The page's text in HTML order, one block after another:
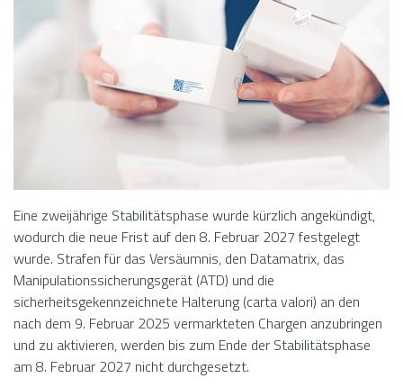
Eine zweijährige Stabilitätsphase wurde kürzlich angekündigt,
wodurch die neue Frist auf den 8. Februar 2027 festgelegt
wurde. Strafen für das Versäumnis, den Datamatrix, das
Manipulationssicherungsgerät (ATD) und die
sicherheitsgekennzeichnete Halterung (carta valori) an den
nach dem 9. Februar 2025 vermarkteten Chargen anzubringen
und zu aktivieren, werden bis zum Ende der Stabilitätsphase
am 8. Februar 2027 nicht durchgesetzt.